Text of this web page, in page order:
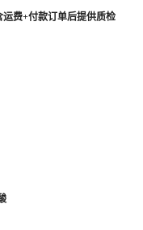
费+付款订单后提供质检